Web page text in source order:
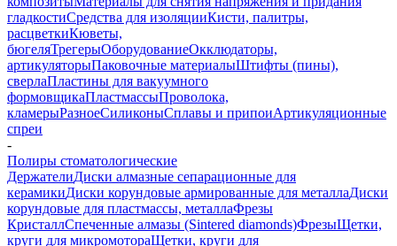
гладкостиСредства для изоляцииКисти, палитры,
расцветкиКюветы,
бюгеляТрегерыОборудованиеОкклюдаторы,
артикуляторыПаковочные материалыШтифты (пины),
сверлаПластины для вакуумного
формовщикаПластмассыПроволока,
кламерыРазноеСиликоныСплавы и припоиАртикуляционные
спреи
-
Полиры стоматологические
ДержателиДиски алмазные сепарационные для
керамикиДиски корундовые армированные для металлаДиски
корундовые для пластмассы, металлаФрезы
КристаллСпеченные алмазы (Sintered diamonds)ФрезыЩетки,
круги для микромотораЩетки, круги для